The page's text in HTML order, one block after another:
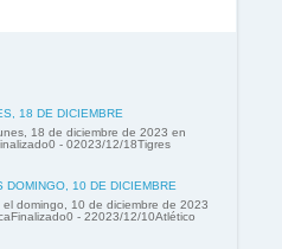
18 DE DICIEMBRE
18 de diciembre de 2023 en
- 02023/12/18Tigres
DOMINGO, 10 DE DICIEMBRE
domingo, 10 de diciembre de 2023
- 22023/12/10Atlético